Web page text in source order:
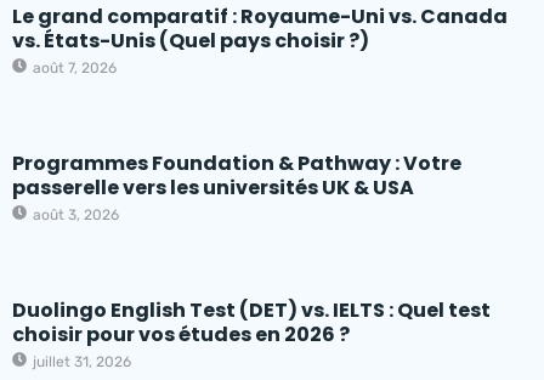
Le grand comparatif : Royaume-Uni vs. Canada
vs. États-Unis (Quel pays choisir ?)
août 7, 2026
Programmes Foundation & Pathway : Votre
passerelle vers les universités UK & USA
août 3, 2026
Duolingo English Test (DET) vs. IELTS : Quel test
choisir pour vos études en 2026 ?
juillet 31, 2026